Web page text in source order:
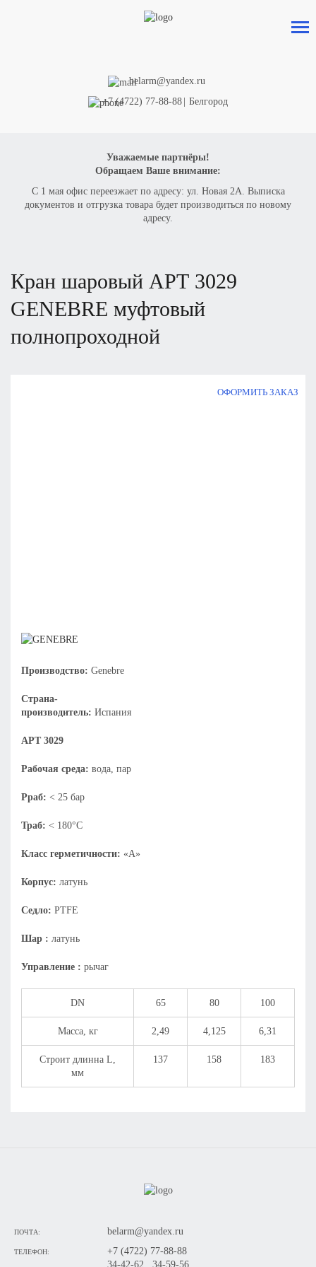
belarm@yandex.ru
+7 (4722) 77-88-88
Белгород
Уважаемые партнёры!
Обращаем Ваше внимание:
С 1 мая офис переезжает по адресу: ул. Новая 2А. Выписка
документов и отгрузка товара будет производиться по новому
адресу.
кран шаровый АРТ 3029
GENEBRE муфтовый
полнопроходной
ОФОРМИТЬ ЗАКАЗ
Производство: Genebre
Страна-
производитель: Испания
АРТ 3029
Рабочая среда: вода, пар
Рраб: < 25 бар
Траб: < 180°С
Класс герметичности: «А»
Корпус: латунь
Седло: PTFE
Шар : латунь
Управление : рычаг
DN 65 80 100
Масса, кг 2,49 4,125 6,31
Строит длинна L,
мм
137 158 183
ПОЧТА: belarm@yandex.ru
ТЕЛЕФОН:
+7 (4722) 77-88-88
34-42-62 , 34-59-56